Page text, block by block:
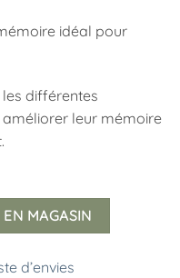
idéal pour
différentes
leur mémoire
MAGASIN
d’envies